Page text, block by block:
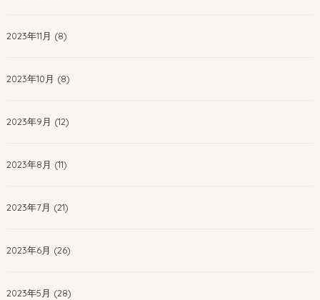
2023年11月 (8)
2023年10月 (8)
2023年9月 (12)
2023年8月 (11)
2023年7月 (21)
2023年6月 (26)
2023年5月 (28)